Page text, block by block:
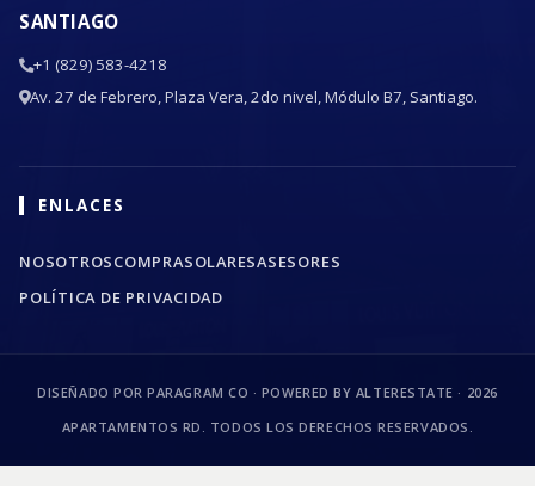
SANTIAGO
+1 (829) 583-4218
Av. 27 de Febrero, Plaza Vera, 2do nivel, Módulo B7, Santiago.
ENLACES
NOSOTROSCOMPRASOLARESASESORES
POLÍTICA DE PRIVACIDAD
DISEÑADO POR PARAGRAM CO · POWERED BY ALTERESTATE · 2026
APARTAMENTOS RD. TODOS LOS DERECHOS RESERVADOS.